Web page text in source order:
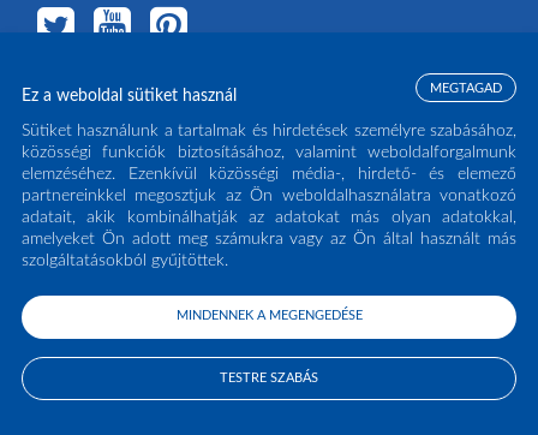
Ez a weboldal sütiket használ
Sütiket használunk a tartalmak és hirdetések személyre szabásához,
közösségi funkciók biztosításához, valamint weboldalforgalmunk
elemzéséhez. Ezenkívül közösségi média-, hirdető- és elemező
partnereinkkel megosztjuk az Ön weboldalhasználatra vonatkozó
adatait, akik kombinálhatják az adatokat más olyan adatokkal,
amelyeket Ön adott meg számukra vagy az Ön által használt más
szolgáltatásokból gyűjtöttek.
MEGTAGAD
TESTRE SZABÁS
MINDENNEK A MEGENGEDÉSE
MAGYARORSZÁG
COPYRIGHT ECLISSE S.R.L. 2026 - ALL RIGHTS RESERVED - P.IVA: IT02141960266
PRIVACY POLICY
COOKIE POLICY